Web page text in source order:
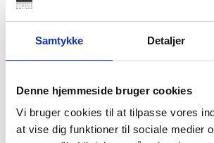
Samtykke Detaljer
Denne hjemmeside bruger cookies
Vi bruger cookies til at tilpasse vores
at vise dig funktioner til sociale medier
midler som éngangsvederlag. Som ordet
penge for et helt år på én gang i en
bibeholdes (alt andet) lige år for år.
éngangsvederlag væ re opmærksom
der udmøntes for hvert år, skal